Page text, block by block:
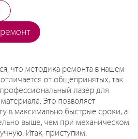
что методика ремонта в нашем
от общепринятых, так
лазер для
Это позволяет
в максимально быстрые сроки, а
выше, чем при механическом
Итак, приступим.